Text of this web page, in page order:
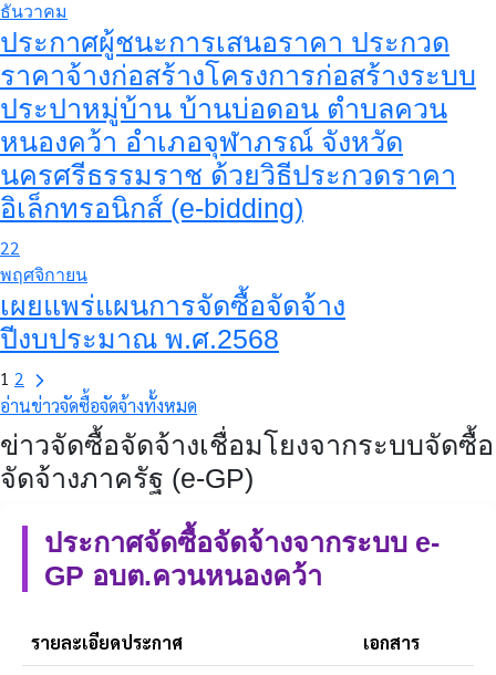
ธันวาคม
ประกาศผู้ชนะการเสนอราคา ประกวด
ราคาจ้างก่อสร้างโครงการก่อสร้างระบบ
ประปาหมู่บ้าน บ้านบ่อดอน ตำบลควน
หนองคว้า อำเภอจุฬาภรณ์ จังหวัด
นครศรีธรรมราช ด้วยวิธีประกวดราคา
อิเล็กทรอนิกส์ (e-bidding)
22
พฤศจิกายน
เผยแพร่แผนการจัดซื้อจัดจ้าง
ปีงบประมาณ พ.ศ.2568
1 2
อ่านข่าวจัดซื้อจัดจ้างทั้งหมด
ข่าวจัดซื้อจัดจ้างเชื่อมโยงจากระบบจัดซื้อ
จัดจ้างภาครัฐ (e-GP)
ประกาศจัดซื้อจัดจ้างจากระบบ e-
GP อบต.ควนหนองคว้า
รายละเอียดประกาศ เอกสาร